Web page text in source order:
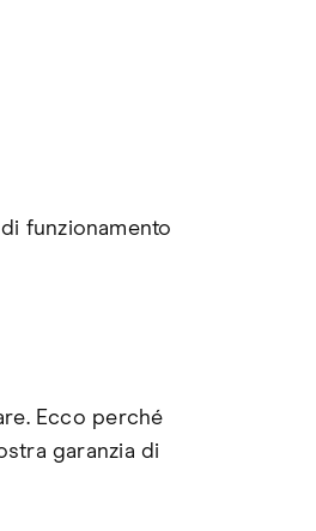
funzionamento
Ecco perché
garanzia di